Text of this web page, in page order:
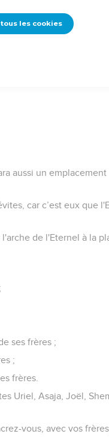
fit de lui un objet de
aussi un
car c’est eux que
de l'Eternel à la
ses frères ;
;
frères.
Uriel, Asaja, Joël,
vous, avec vos
les cookies